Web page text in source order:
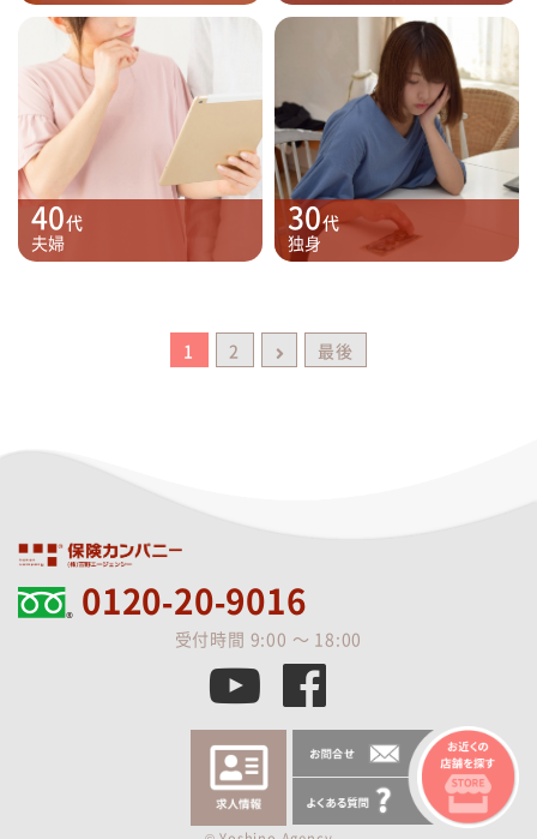
40代
夫婦
30代
独身
1 2 最後
0120-20-9016
受付時間 9:00 ～ 18:00